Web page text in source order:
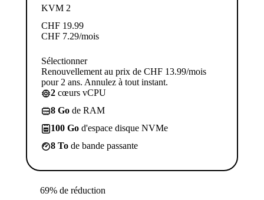
KVM 2
CHF 19.99
CHF 7.29/mois
Sélectionner
Renouvellement au prix de CHF 13.99/mois
pour 2 ans. Annulez à tout instant.
2 cœurs vCPU
8 Go de RAM
100 Go d'espace disque NVMe
8 To de bande passante
69% de réduction